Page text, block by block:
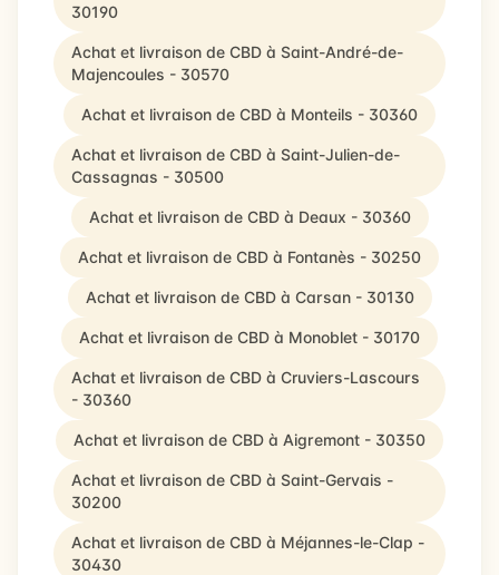
30190
Achat et livraison de CBD à Saint-André-de-
Majencoules - 30570
Achat et livraison de CBD à Monteils - 30360
Achat et livraison de CBD à Saint-Julien-de-
Cassagnas - 30500
Achat et livraison de CBD à Deaux - 30360
Achat et livraison de CBD à Fontanès - 30250
Achat et livraison de CBD à Carsan - 30130
Achat et livraison de CBD à Monoblet - 30170
Achat et livraison de CBD à Cruviers-Lascours
- 30360
Achat et livraison de CBD à Aigremont - 30350
Achat et livraison de CBD à Saint-Gervais -
30200
Achat et livraison de CBD à Méjannes-le-Clap -
30430